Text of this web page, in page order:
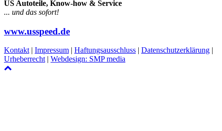
US Autoteile, Know-how & Service
... und das sofort!
www.usspeed.de
Kontakt | Impressum | Haftungsausschluss | Datenschutzerklärung |
Urheberrecht | Webdesign: SMP media